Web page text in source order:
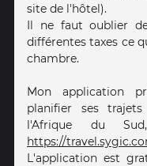
site de l'hôtel).
Il ne faut oublier
différentes taxes ce
chambre.
Mon application
planifier ses
l'Afrique du
https://
L'application est